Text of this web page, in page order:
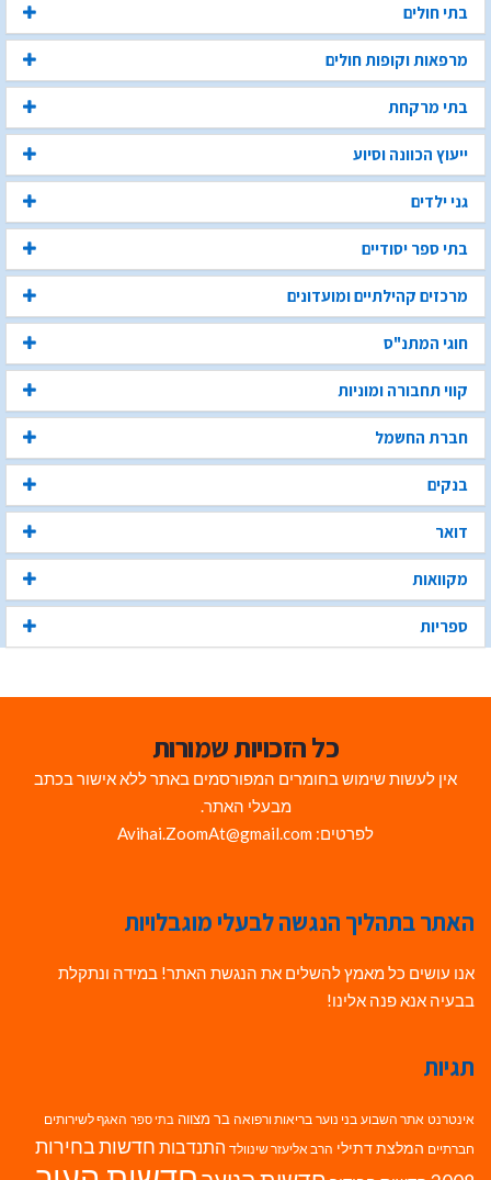
בתי חולים
מרפאות וקופות חולים
בתי מרקחת
ייעוץ הכוונה וסיוע
גני ילדים
בתי ספר יסודיים
מרכזים קהילתיים ומועדונים
חוגי המתנ"ס
קווי תחבורה ומוניות
חברת החשמל
בנקים
דואר
מקוואות
ספריות
כל הזכויות שמורות
אין לעשות שימוש בחומרים המפורסמים באתר ללא אישור בכתב
מבעלי האתר.
לפרטים: Avihai.ZoomAt@gmail.com
האתר בתהליך הנגשה לבעלי מוגבלויות
אנו עושים כל מאמץ להשלים את הנגשת האתר! במידה ונתקלת
בבעיה אנא פנה אלינו!
תגיות
אינטרנט אתר השבוע בני נוער בריאות ורפואה בר מצווה בתי ספר האגף לשירותים
חברתיים המלצת דתילי הרב אליעזר שינוולד התנדבות חדשות בחירות